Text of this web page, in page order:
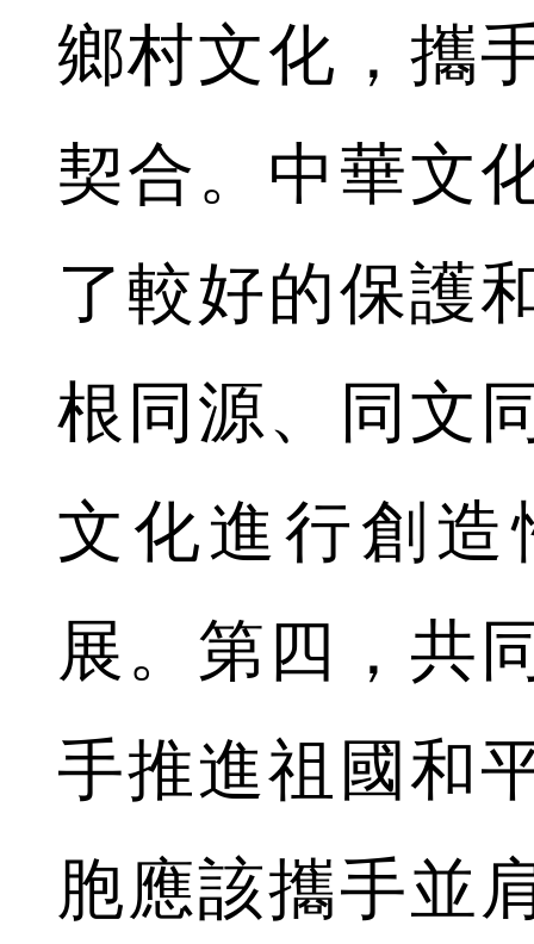
鄉村文化，攜
契合。中華文
了較好的保護
根同源、同文
文化進行創
展。第四，共
手推進祖國和
胞應該攜手並